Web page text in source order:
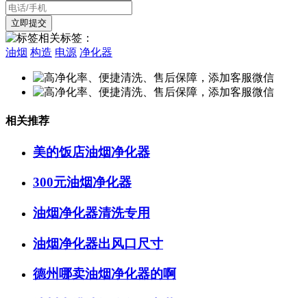
相关标签：
油烟 构造 电源 净化器
相关推荐
美的饭店油烟净化器
300元油烟净化器
油烟净化器清洗专用
油烟净化器出风口尺寸
德州哪卖油烟净化器的啊